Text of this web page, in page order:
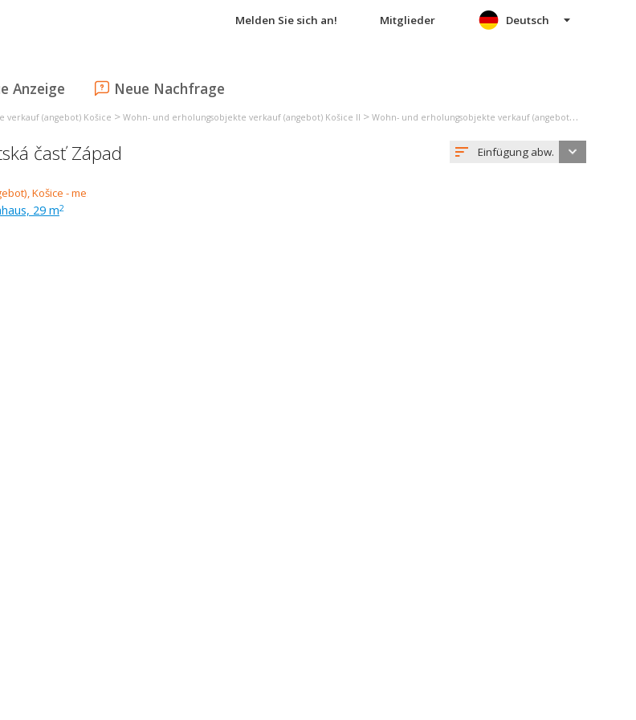
Melden Sie sich an! Mitglieder
Anzeige Neue Nachfrage
Deutsch
verkauf (angebot) Košice > Wohn- und erholungsobjekte verkauf (angebot) Košice II > Wohn- und erholungsobjekte verkauf (angebot) Košice - mestská časť Západ
časť Západ Einfügung abw.
29 m2